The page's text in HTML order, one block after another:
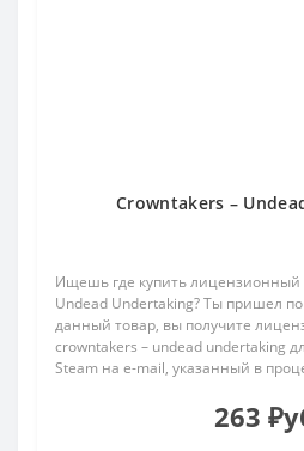
Crowntakers –
Ищешь где купить лицензионный
Undead Undertaking? Ты пришел
данный товар, вы получите
crowntakers – undead undertaking
Steam на e-mail, указанный в
263